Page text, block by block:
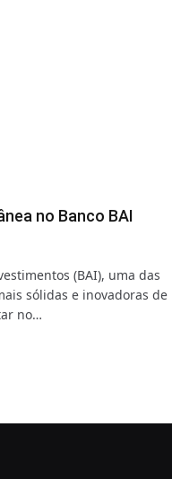
no Banco BAI
(BAI), uma das
sólidas e inovadoras de
no…